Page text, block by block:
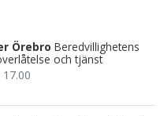
Örebro Beredvillighetens
och tjänst